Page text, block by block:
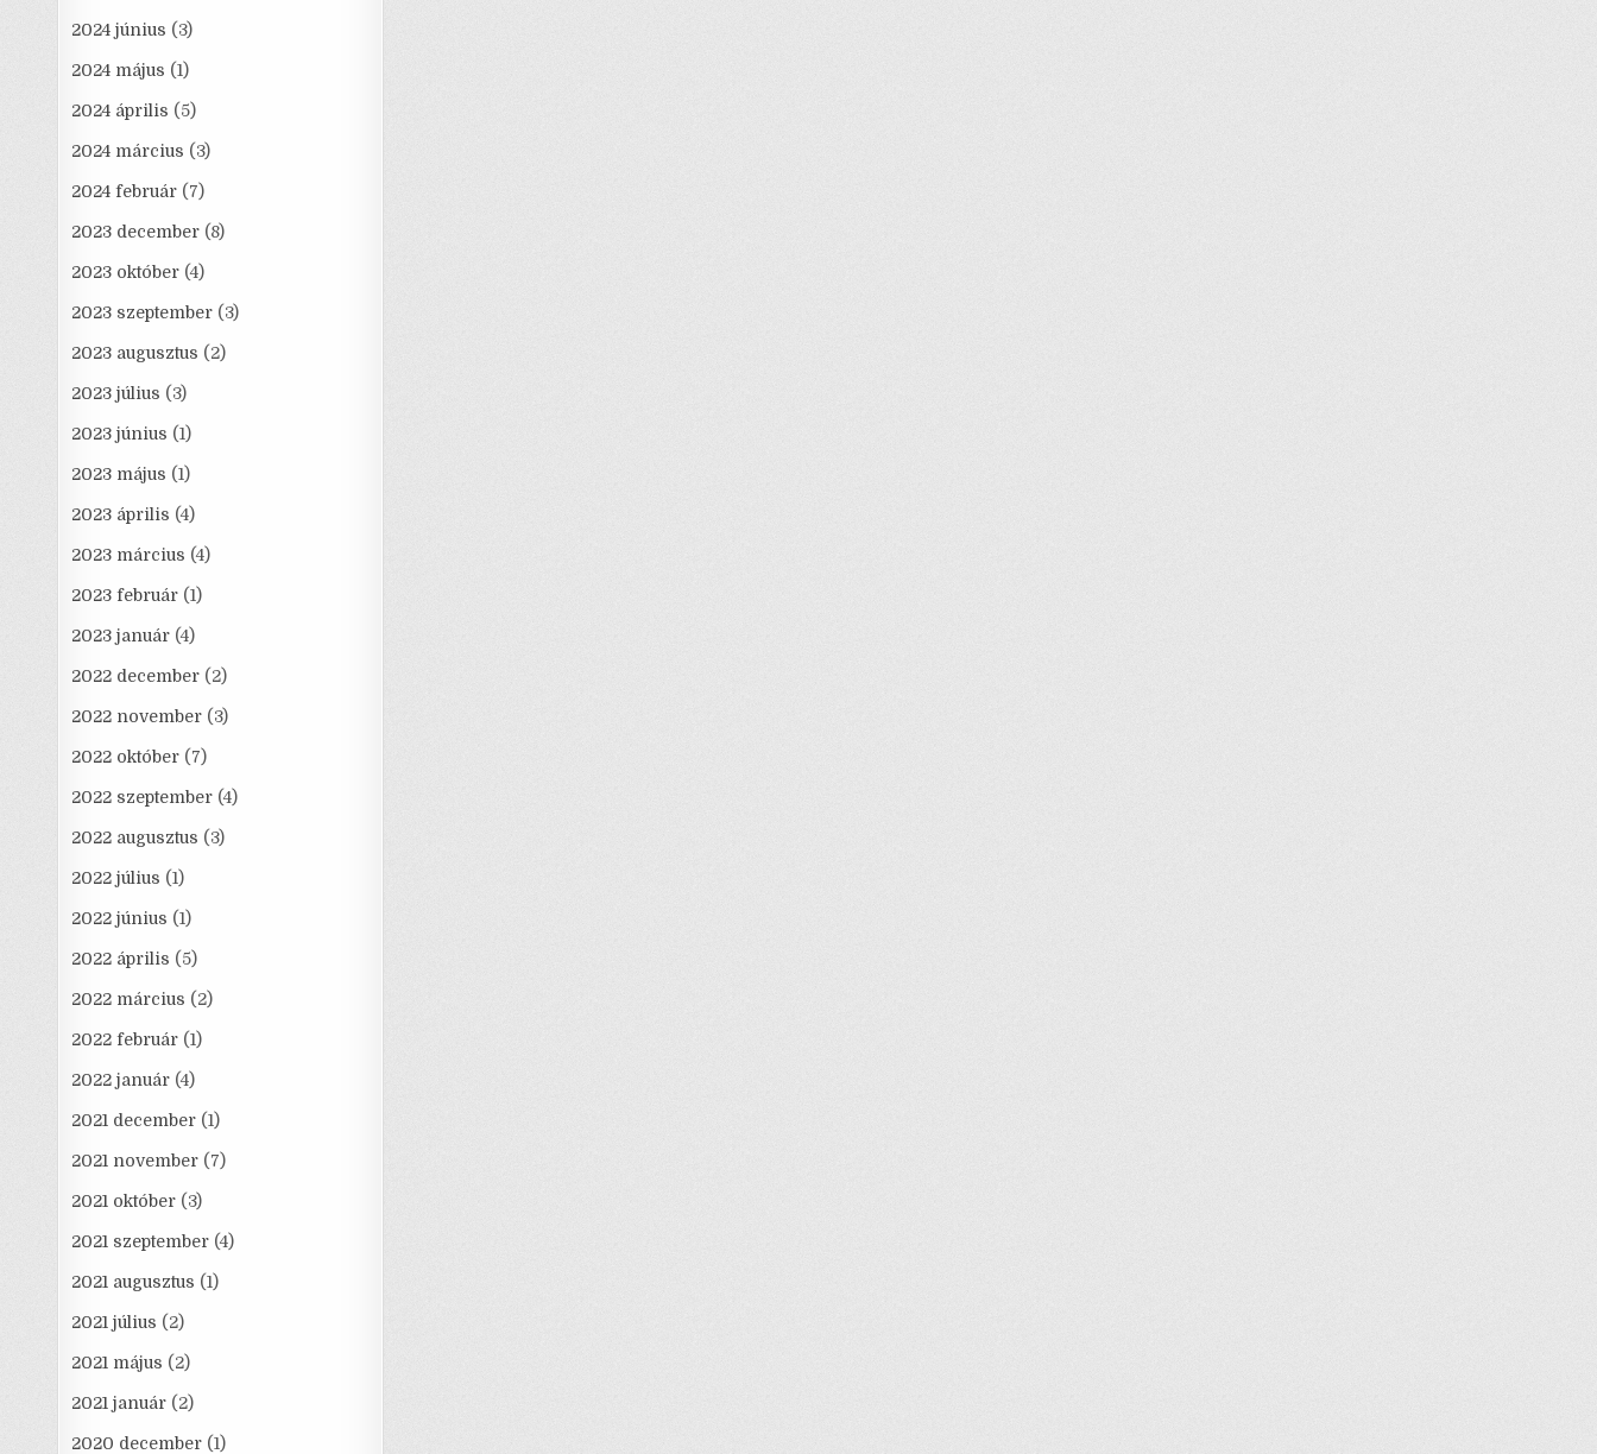
2024 június (3)
2024 május (1)
2024 április (5)
2024 március (3)
2024 február (7)
2023 december (8)
2023 október (4)
2023 szeptember (3)
2023 augusztus (2)
2023 július (3)
2023 június (1)
2023 május (1)
2023 április (4)
2023 március (4)
2023 február (1)
2023 január (4)
2022 december (2)
2022 november (3)
2022 október (7)
2022 szeptember (4)
2022 augusztus (3)
2022 július (1)
2022 június (1)
2022 április (5)
2022 március (2)
2022 február (1)
2022 január (4)
2021 december (1)
2021 november (7)
2021 október (3)
2021 szeptember (4)
2021 augusztus (1)
2021 július (2)
2021 május (2)
2021 január (2)
2020 december (1)